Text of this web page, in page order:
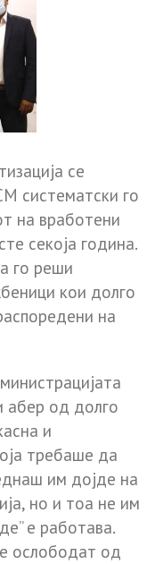
се
систематски го
на вработени
секоја година.
го реши
кои долго
на
абер од долго
и
требаше да
им дојде на
но и тоа не им
е работава.
ослободат од